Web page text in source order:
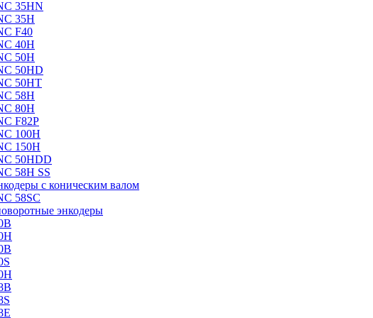
35HN
35H
F40
40H
50H
50HD
50HT
58H
80H
F82P
100H
150H
50HDD
58H SS
с коническим валом
58SC
энкодеры